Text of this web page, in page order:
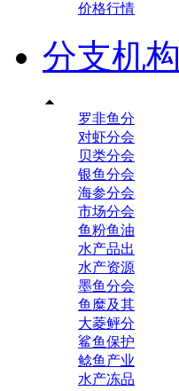
价格行情
分支机构

罗非鱼分
对虾分会
贝类分会
银鱼分会
海参分会
市场分会
鱼粉鱼油
水产品出
水产资源
墨鱼分会
鱼糜及其
大菱鲆分
鲨鱼保护
鲶鱼产业
水产冻品